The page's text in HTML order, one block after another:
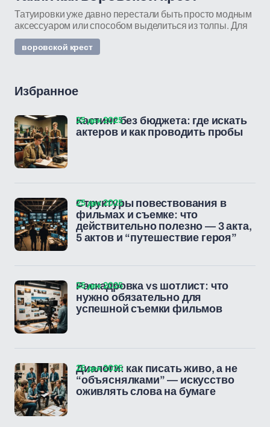
Татуировки уже давно перестали быть просто модным
аксессуаром или способом выделиться из толпы. Для
воровской крест
Избранное
Кастинг без бюджета: где искать
актеров и как проводить пробы
25 дек 2025
Структуры повествования в
фильмах и съемке: что
действительно полезно — 3 акта,
5 актов и “путешествие героя”
25 дек 2025
Раскадровка vs шотлист: что
нужно обязательно для
успешной съемки фильмов
25 дек 2025
Диалоги: как писать живо, а не
“объяснялками” — искусство
оживлять слова на бумаге
25 дек 2025